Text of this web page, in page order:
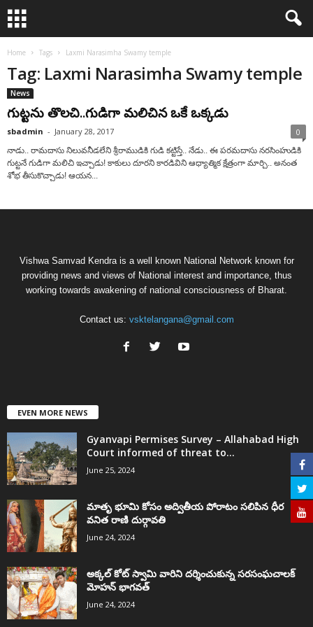
Home Tags Laxmi Narasimha Swamy temple
Tag: Laxmi Narasimha Swamy temple
News
గుట్టను తొలచి..గుడిగా మలిచిన ఒకే ఒక్కడు
sbadmin - January 28, 2017 0
నాడు.. రామదాసు నిలువనీడలేని శ్రీరాముడికి గుడి కట్టిస్తే.. నేడు.. ఈ పరమదాసు నరసింహుడికి
గుట్టనే గుడిగా మలిచి ఇచ్చాడు! కాకులు దూరని కారడివిని ఆధ్యాత్మిక క్షేత్రంగా మార్చి.. అనంత
శోభ తీసుకొచ్చాడు! ఆయన...
Vishwa Samvad Kendra is a well known National Network known for
providing news and views of National interest and importance, thus
working towards awakening of national consciousness of Bharat.
Contact us: vsktelangana@gmail.com
EVEN MORE NEWS
Gyanvapi Permises Survey – Allahabad High
Court informed of threat to...
June 25, 2024
మాతృ భూమి కోసం అద్వితీయ పోరాటం సలిపిన ధీర
వనిత రాణి దుర్గావతి
June 24, 2024
అక్కల్‌ కోట్‌ స్వామి వారిని దర్శించుకున్న సరసంఘచాలక్
మోహన్ భాగవత్
June 24, 2024